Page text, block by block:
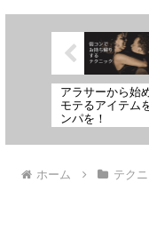
アラサーから始
モテるアイテム
ンパを！
ホーム テク